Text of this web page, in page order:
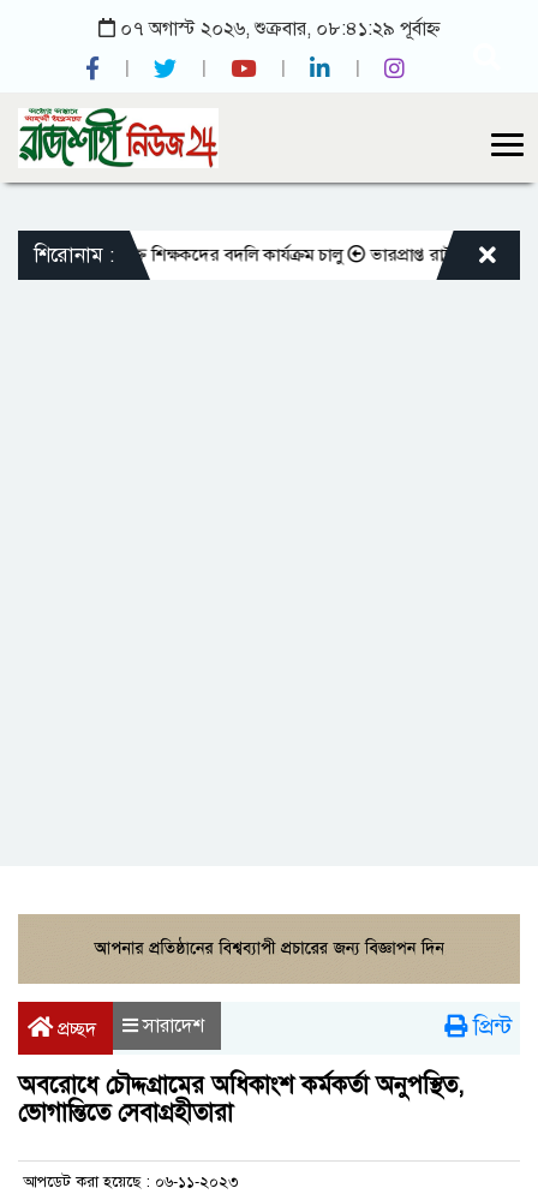
০৭ অগাস্ট ২০২৬, শুক্রবার, ০৮:৪১:২৯ পূর্বাহ্ন
শিরোনাম :
এমপিওভুক্ত শিক্ষকদের বদলি কার্যক্রম চালু ভারপ্রাপ্ত রাষ্ট্রপতিকে শুভেচ্ছা
প্রচ্ছদ সারাদেশ প্রিন্ট
অবরোধে চৌদ্দগ্রামের অধিকাংশ কর্মকর্তা অনুপস্থিত,
ভোগান্তিতে সেবাগ্রহীতারা
আপডেট করা হয়েছে : ০৬-১১-২০২৩